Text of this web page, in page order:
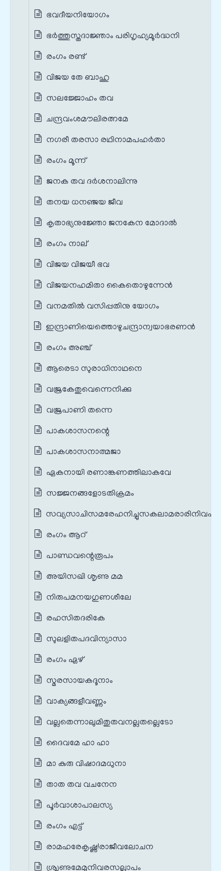
ഭവദീയനിയോഗം
ഭർത്തുസ്തദാജ്ഞാം പരിഗൃഹ്യമൂർദ്ധനി
രംഗം രണ്ട്
വിജയ തേ ബാഹു
സലജ്ജോഹം തവ
ചന്ദ്രവംശമൗലിരത്നമേ
നഗരീ തരസാ രഥിനാമപഹര്‍താ
രംഗം മൂന്ന്
ജനക തവ ദർശനാലിന്നു
തനയ ധനഞ്ജയ ജീവ
കൃതാഭ്യനുജ്ഞോ ജനകേന മോദാൽ
രംഗം നാല്
വിജയ വിജയീ ഭവ
വിജയനഹമിതാ കൈതൊഴുന്നേന്‍
വനമതില്‍ വസിപ്പതിനു യോഗം
ഇന്ദ്രാണിയെത്തൊഴുചന്ദ്രാന്വയാഭരണൻ
രംഗം അഞ്ച്
ആരെടാ സുരാധിനാഥനെ
വജ്രകേതുവെന്നെനിക്കു
വജ്രപാണി തന്നെ
പാകശാസനന്റെ
പാകശാസനാത്മജാ
ഏകനായി രണാങ്കണത്തിലാകവേ
സജ്ജനങ്ങളോടതിക്രമം
രംഗം ആറ്
പാണ്ഡവന്റെരൂപം
അയിസഖി ശൃണു മമ
നിരുപമനയഗുണശീലേ
രഹസിതദരികേ
സുലളിതപദവിന്യാസാ
രംഗം ഏഴ്
സ്മരസായകദൂനാം
വാക്യങ്ങളീവണ്ണം
വല്ലതെന്നാലുമിതുതവനല്ലതല്ലെടോ
ദൈവമേ ഹാ ഹാ
മാ കുരു വിഷാദമധുനാ
താത തവ വചനേന
പൂർവാശാപാലസ്യ
രംഗം എട്ട്
രാമഹരേകൃഷ്ണ!രാജീവലോചന
ശ്രൃണുമേമുനിവരസല്ലാപം